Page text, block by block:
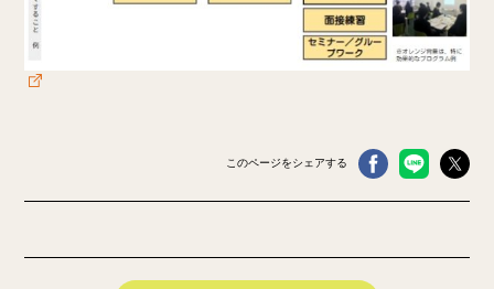
このページをシェアする